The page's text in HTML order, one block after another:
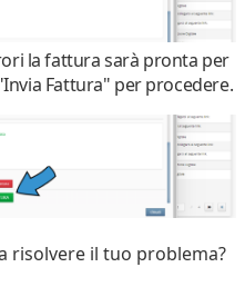
la fattura sarà pronta per
Invia Fattura" per procedere.
risolvere il tuo problema?